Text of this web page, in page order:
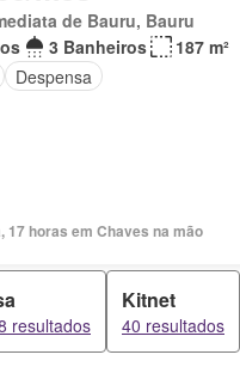
de Bauru, Bauru
3 Banheiros
187 m²
Despensa
17 horas em Chaves na mão
resultados
Kitnet
40 resultados